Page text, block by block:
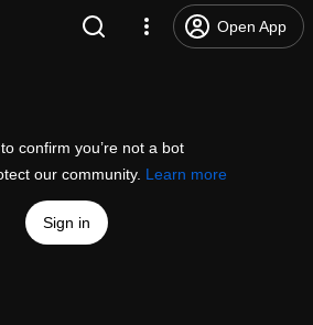
Open App
confirm you’re not a bot
our community. Learn more
Sign in